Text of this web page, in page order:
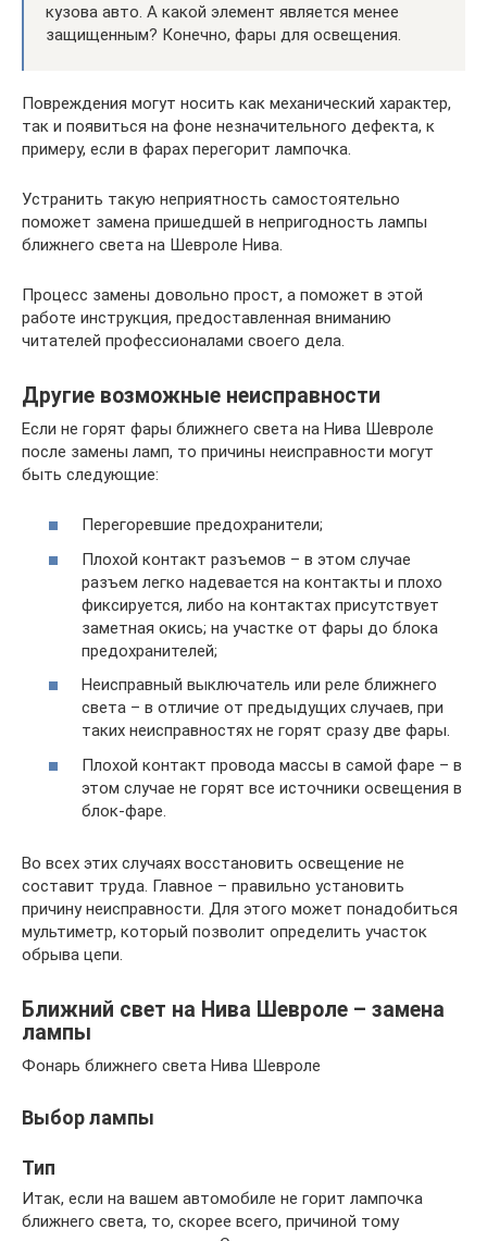
кузова авто. А какой элемент является менее
защищенным? Конечно, фары для освещения.
Повреждения могут носить как механический характер,
так и появиться на фоне незначительного дефекта, к
примеру, если в фарах перегорит лампочка.
Устранить такую неприятность самостоятельно
поможет замена пришедшей в непригодность лампы
ближнего света на Шевроле Нива.
Процесс замены довольно прост, а поможет в этой
работе инструкция, предоставленная вниманию
читателей профессионалами своего дела.
Другие возможные неисправности
Если не горят фары ближнего света на Нива Шевроле
после замены ламп, то причины неисправности могут
быть следующие:
Перегоревшие предохранители;
Плохой контакт разъемов – в этом случае
разъем легко надевается на контакты и плохо
фиксируется, либо на контактах присутствует
заметная окись; на участке от фары до блока
предохранителей;
Неисправный выключатель или реле ближнего
света – в отличие от предыдущих случаев, при
таких неисправностях не горят сразу две фары.
Плохой контакт провода массы в самой фаре – в
этом случае не горят все источники освещения в
блок-фаре.
Во всех этих случаях восстановить освещение не
составит труда. Главное – правильно установить
причину неисправности. Для этого может понадобиться
мультиметр, который позволит определить участок
обрыва цепи.
Ближний свет на Нива Шевроле – замена
лампы
Фонарь ближнего света Нива Шевроле
Выбор лампы
Тип
Итак, если на вашем автомобиле не горит лампочка
ближнего света, то, скорее всего, причиной тому